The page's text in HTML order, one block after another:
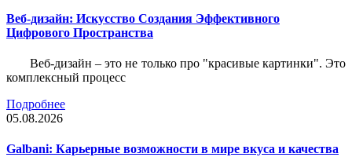
Веб-дизайн: Искусство Создания Эффективного
Цифрового Пространства
Веб-дизайн – это не только про "красивые картинки". Это
комплексный процесс
Подробнее
05.08.2026
Galbani: Карьерные возможности в мире вкуса и качества